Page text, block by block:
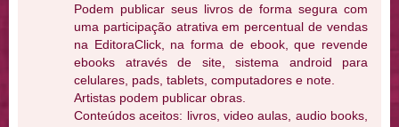
Podem publicar seus livros de forma segura com
uma participação atrativa em percentual de vendas
na EditoraClick, na forma de ebook, que revende
ebooks através de site, sistema android para
celulares, pads, tablets, computadores e note.
Artistas podem publicar obras.
Conteúdos aceitos: livros, video aulas, audio books,